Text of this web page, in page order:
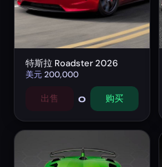
特斯拉 Roadster 2026
美元200,000
出售 0 购买